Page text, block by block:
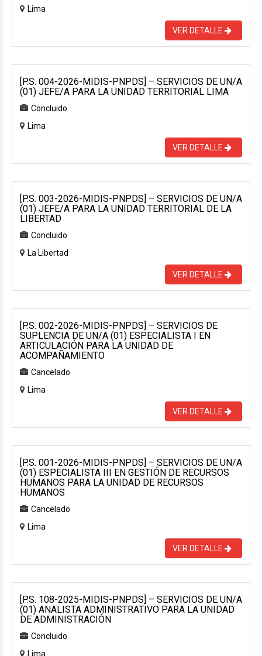
Lima
VER DETALLE
[P.S. 004-2026-MIDIS-PNPDS] – SERVICIOS DE UN/A
(01) JEFE/A PARA LA UNIDAD TERRITORIAL LIMA
Concluido
Lima
VER DETALLE
[P.S. 003-2026-MIDIS-PNPDS] – SERVICIOS DE UN/A
(01) JEFE/A PARA LA UNIDAD TERRITORIAL DE LA
LIBERTAD
Concluido
La Libertad
VER DETALLE
[P.S. 002-2026-MIDIS-PNPDS] – SERVICIOS DE
SUPLENCIA DE UN/A (01) ESPECIALISTA I EN
ARTICULACIÓN PARA LA UNIDAD DE
ACOMPAÑAMIENTO
Cancelado
Lima
VER DETALLE
[P.S. 001-2026-MIDIS-PNPDS] – SERVICIOS DE UN/A
(01) ESPECIALISTA III EN GESTIÓN DE RECURSOS
HUMANOS PARA LA UNIDAD DE RECURSOS
HUMANOS
Cancelado
Lima
VER DETALLE
[P.S. 108-2025-MIDIS-PNPDS] – SERVICIOS DE UN/A
(01) ANALISTA ADMINISTRATIVO PARA LA UNIDAD
DE ADMINISTRACIÓN
Concluido
Lima